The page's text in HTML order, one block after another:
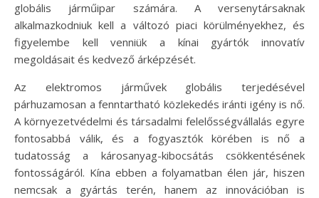
globális járműipar számára. A versenytársaknak
alkalmazkodniuk kell a változó piaci körülményekhez, és
figyelembe kell venniük a kínai gyártók innovatív
megoldásait és kedvező árképzését.
Az elektromos járművek globális terjedésével
párhuzamosan a fenntartható közlekedés iránti igény is nő.
A környezetvédelmi és társadalmi felelősségvállalás egyre
fontosabbá válik, és a fogyasztók körében is nő a
tudatosság a károsanyag-kibocsátás csökkentésének
fontosságáról. Kína ebben a folyamatban élen jár, hiszen
nemcsak a gyártás terén, hanem az innovációban is